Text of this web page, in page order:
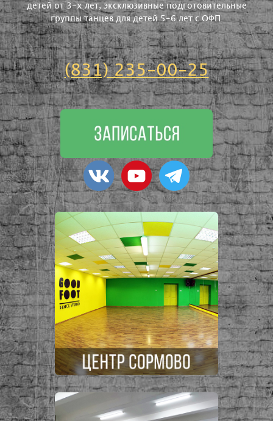
детей от 3-х лет, эксклюзивные подготовительные
группы танцев для детей 5-6 лет с ОФП.
(831) 235-00-25